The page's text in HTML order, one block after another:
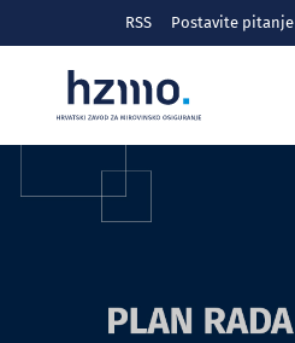
RSS Postavite pitanje